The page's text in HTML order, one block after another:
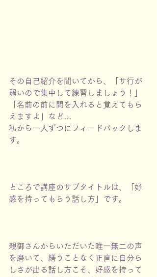
その自己紹介を聞いてから、「サ行が
弱いので集中して練習しましょう！」
「名前の前に間を入れると覚えてもら
えますよ」など…
私から一人ずつにフィードバックしま
す。
ところで講座のサブタイトルは、「好
感を持ってもらう話し方」です。
親御さんからいただいた唯一無二の声
を磨いて、繕うことなく正直に自分ら
しさが出る話し方こそ、好感を持って